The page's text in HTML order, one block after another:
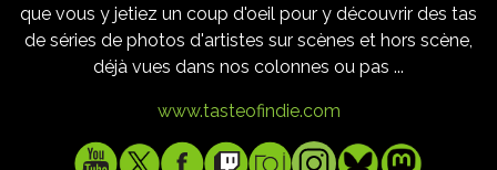
que vous y jetiez un coup d'oeil pour y découvrir des tas
de séries de photos d'artistes sur scènes et hors scène,
déjà vues dans nos colonnes ou pas ...
www.tasteofindie.com